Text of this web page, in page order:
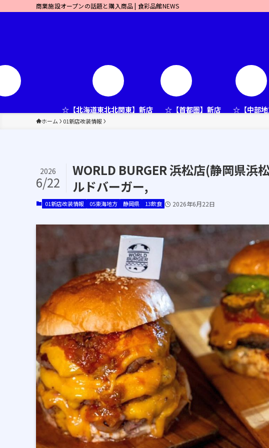
商業施設オープンの話題と購入商品 | 食彩品館NEWS
☆【北海道東北北関東】新店 ☆【首都圏】新店 ☆【中部地
ホーム 01新店改装情報
WORLD BURGER 浜松店(静岡県浜
ルドバーガー,
2026
6/22
01新店改装情報 05東海地方 静岡県 13飲食 2026年6月22日